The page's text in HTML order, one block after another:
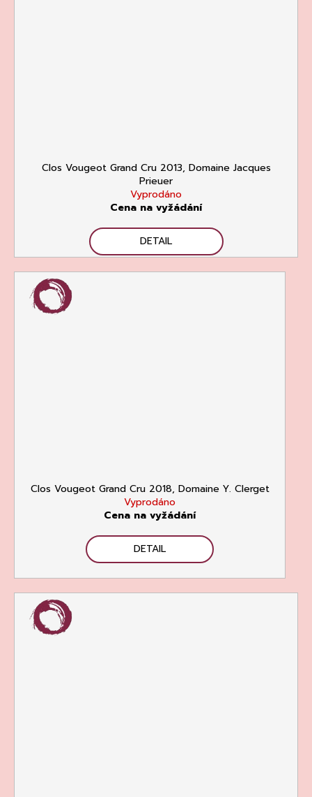
Clos Vougeot Grand Cru 2013, Domaine Jacques
Prieuer
Vyprodáno
Cena na vyžádání
DETAIL
Clos Vougeot Grand Cru 2018, Domaine Y. Clerget
Vyprodáno
Cena na vyžádání
DETAIL